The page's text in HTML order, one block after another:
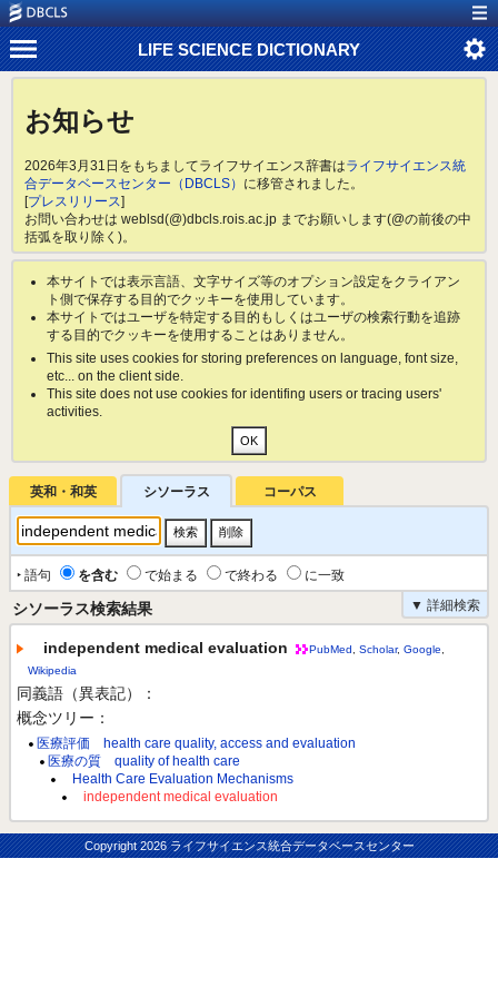
LIFE SCIENCE DICTIONARY
お知らせ
2026年3月31日をもちましてライフサイエンス辞書はライフサイエンス統
合データベースセンター（DBCLS） に移管されました。
[プレスリリース]
お問い合わせは weblsd(@)dbcls.rois.ac.jp までお願いします(@の前後の中
括弧を取り除く)。
本サイトでは表示言語、文字サイズ等のオプション設定をクライアン
ト側で保存する目的でクッキーを使用しています。
本サイトではユーザを特定する目的もしくはユーザの検索行動を追跡
する目的でクッキーを使用することはありません。
This site uses cookies for storing preferences on language, font size,
etc... on the client side.
This site does not use cookies for identifing users or tracing users'
activities.
英和・和英 シソーラス コーパス
‣ 語句 を含む で始まる で終わる
に一致
▼ 詳細検索
シソーラス検索結果
independent medical evaluation PubMed Scholar, Google
Wikipedia
同義語（異表記）：
概念ツリー：
医療評価 health care quality, access and evaluation
医療の質 quality of health care
Health Care Evaluation Mechanisms
independent medical evaluation
Copyright2026 ライフサイエンス統合データベースセンター